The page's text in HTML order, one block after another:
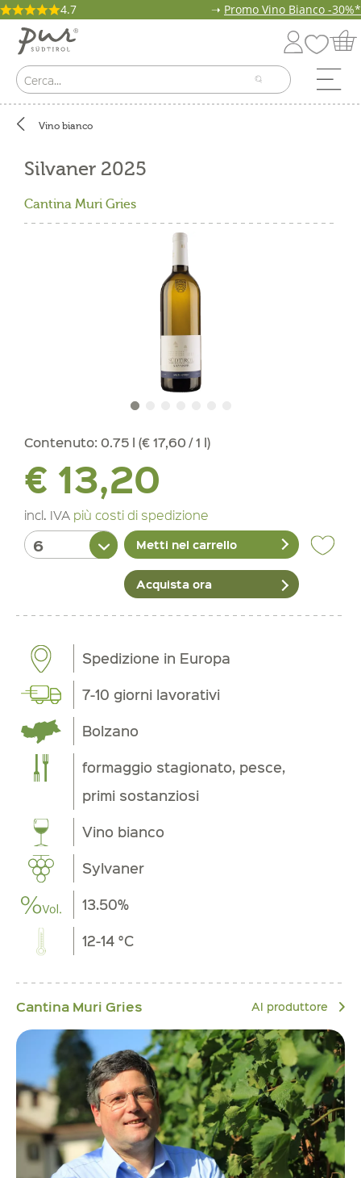
4.7 ➝ Promo Vino Bianco -30%*
Vino bianco
Silvaner 2025
Cantina Muri Gries
Contenuto: 0.75 l (€ 17,60 / 1 l)
€ 13,20
incl. IVA più costi di spedizione
Metti nel carrello
Acquista ora
Spedizione in Europa
7-10 giorni lavorativi
Bolzano
formaggio stagionato, pesce,
primi sostanziosi
Vino bianco
Sylvaner
13.50%
12-14 °C
Cantina Muri Gries Al produttore